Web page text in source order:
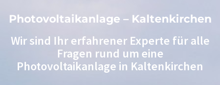
Photovoltaikanlage – Kaltenkirchen
Wir sind Ihr erfahrener Experte für alle
Fragen rund um eine
Photovoltaikanlage in Kaltenkirchen